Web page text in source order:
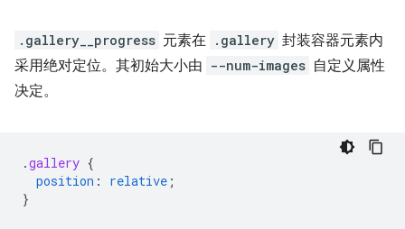
.gallery__progress 元素在 .gallery 封装容器元素内
采用绝对定位。其初始大小由 --num-images 自定义属性
决定。
.gallery {
position : relative ;
}